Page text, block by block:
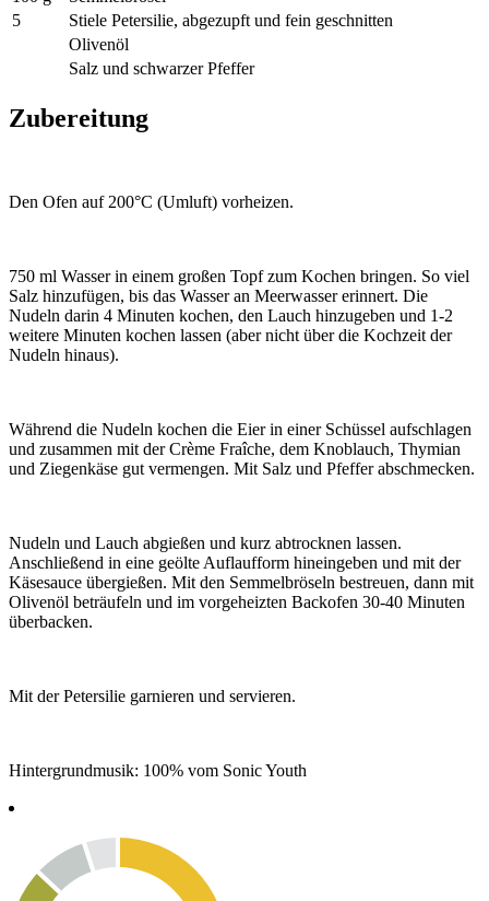
5
Stiele Petersilie, abgezupft und fein geschnitten
Olivenöl
Salz und schwarzer Pfeffer
Zubereitung
Den Ofen auf 200°C (Umluft) vorheizen.
750 ml Wasser in einem großen Topf zum Kochen bringen. So viel
Salz hinzufügen, bis das Wasser an Meerwasser erinnert. Die
Nudeln darin 4 Minuten kochen, den Lauch hinzugeben und 1-2
weitere Minuten kochen lassen (aber nicht über die Kochzeit der
Nudeln hinaus).
Während die Nudeln kochen die Eier in einer Schüssel aufschlagen
und zusammen mit der Crème Fraîche, dem Knoblauch, Thymian
und Ziegenkäse gut vermengen. Mit Salz und Pfeffer abschmecken.
Nudeln und Lauch abgießen und kurz abtrocknen lassen.
Anschließend in eine geölte Auflaufform hineingeben und mit der
Käsesauce übergießen. Mit den Semmelbröseln bestreuen, dann mit
Olivenöl beträufeln und im vorgeheizten Backofen 30-40 Minuten
überbacken.
Mit der Petersilie garnieren und servieren.
Hintergrundmusik: 100% vom Sonic Youth